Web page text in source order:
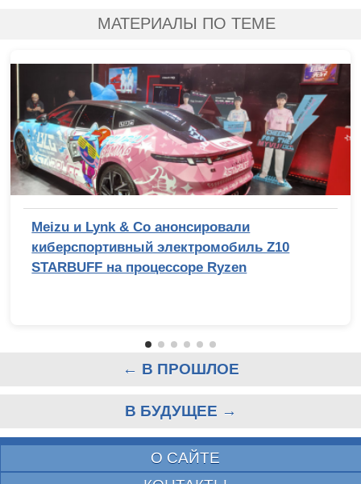
МАТЕРИАЛЫ ПО ТЕМЕ
Meizu и Lynk & Co анонсировали
киберспортивный электромобиль Z10
STARBUFF на процессоре Ryzen
← В ПРОШЛОЕ
В БУДУЩЕЕ →
О САЙТЕ